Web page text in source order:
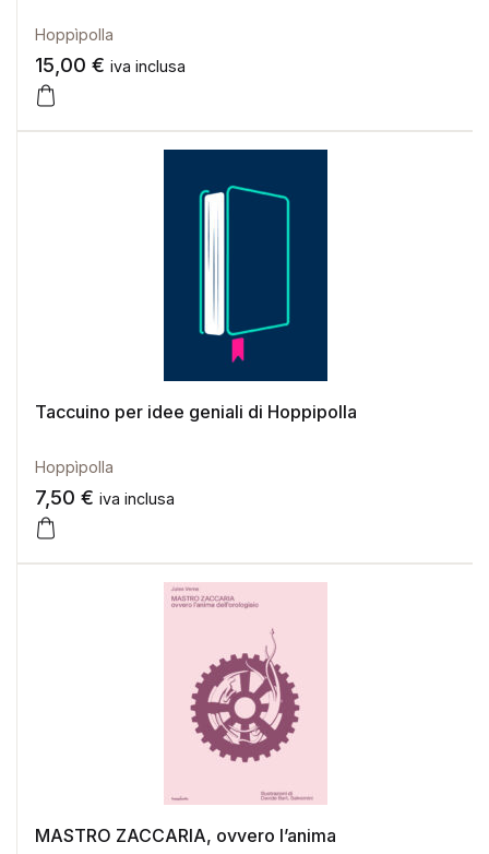
Hoppìpolla
15,00 € iva inclusa
Taccuino per idee geniali di Hoppipolla
Hoppìpolla
7,50 € iva inclusa
MASTRO ZACCARIA, ovvero l’anima